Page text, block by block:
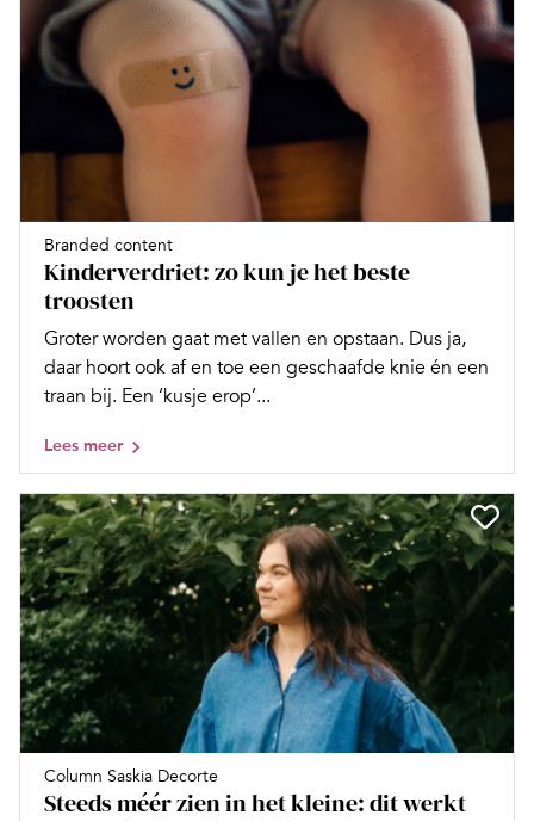
Branded content
Kinderverdriet: zo kun je het beste
troosten
Groter worden gaat met vallen en opstaan. Dus ja,
daar hoort ook af en toe een geschaafde knie én een
traan bij. Een ‘kusje erop’...
Lees meer
Column Saskia Decorte
Steeds méér zien in het kleine: dit werkt